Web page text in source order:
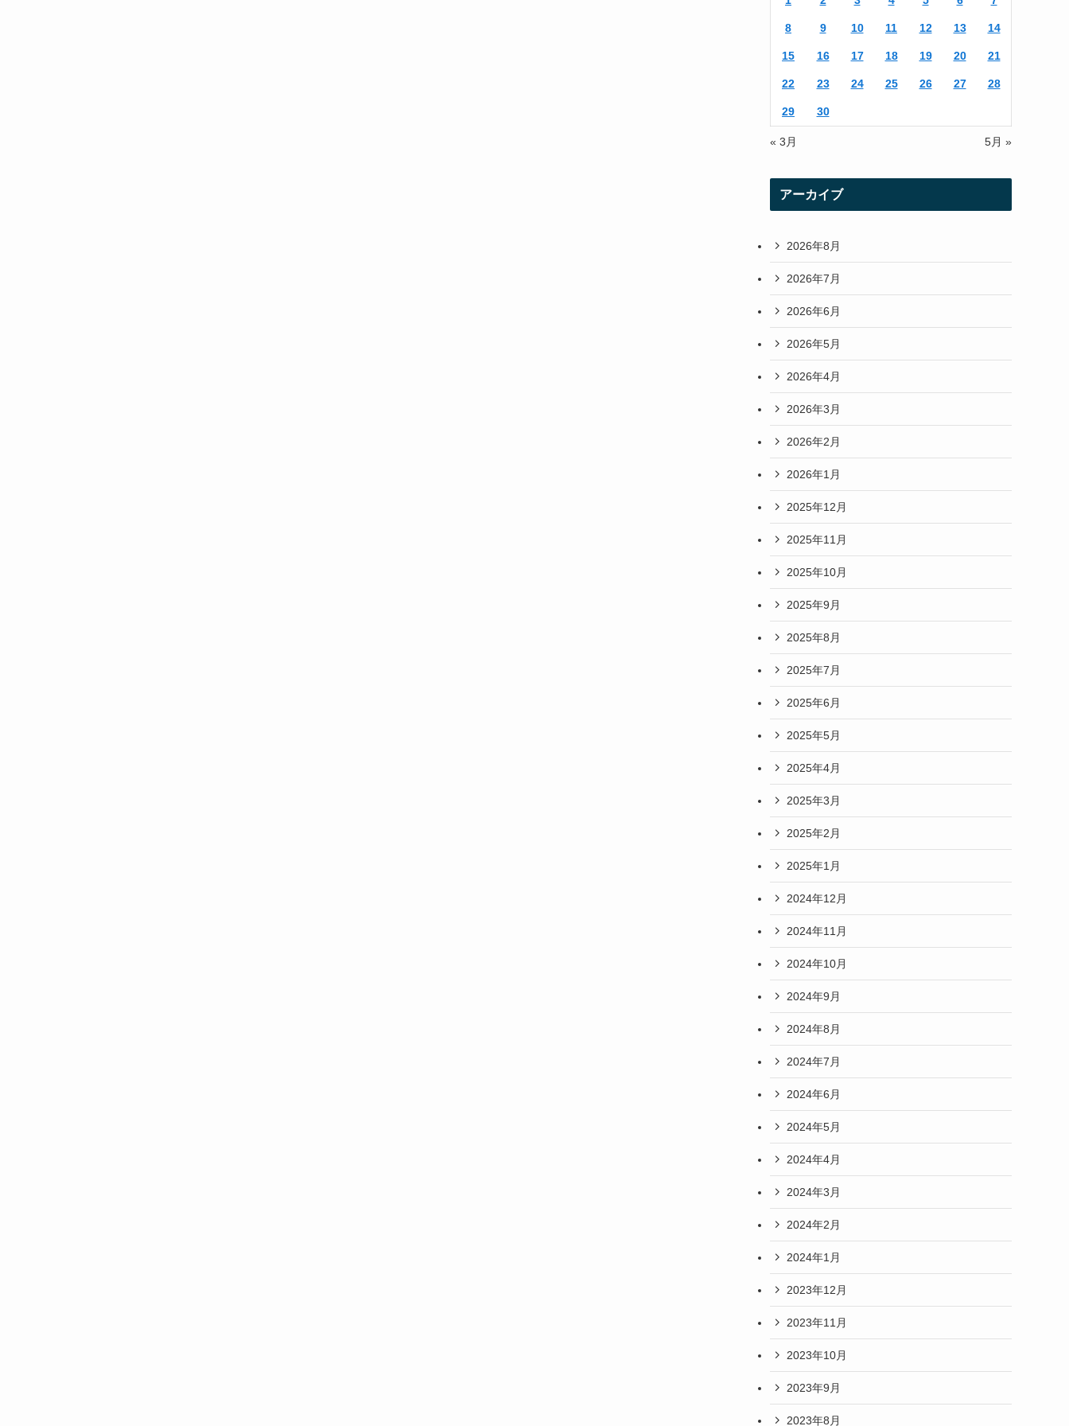
8 9 10 11 12 13 14
15 16 17 18 19 20 21
22 23 24 25 26 27 28
29 30
« 3月 5月 »
アーカイブ
2026年8月
2026年7月
2026年6月
2026年5月
2026年4月
2026年3月
2026年2月
2026年1月
2025年12月
2025年11月
2025年10月
2025年9月
2025年8月
2025年7月
2025年6月
2025年5月
2025年4月
2025年3月
2025年2月
2025年1月
2024年12月
2024年11月
2024年10月
2024年9月
2024年8月
2024年7月
2024年6月
2024年5月
2024年4月
2024年3月
2024年2月
2024年1月
2023年12月
2023年11月
2023年10月
2023年9月
2023年8月